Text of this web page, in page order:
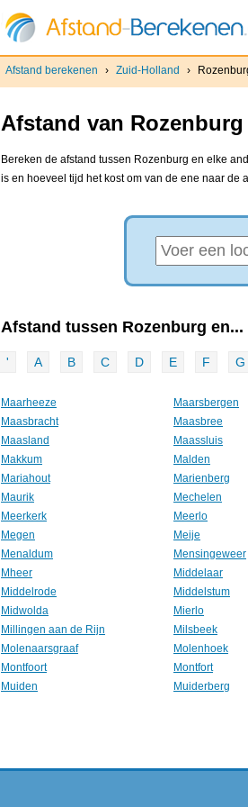
Afstand berekenen › Zuid-Holland ›
Afstand van
Bereken de afstand tussen Rozenburg en elke
is en hoeveel tijd het kost om van de ene naar de
Afstand tussen Rozenburg en...
' A B C D E F G
Maarheeze Maarsbergen
Maasbracht
Maasbree
Maasland
Maassluis
Makkum
Malden
Mariahout
Marienberg
Maurik
Mechelen
Meerkerk
Meerlo
Megen
Meije
Menaldum
Mensingeweer
Mheer
Middelaar
Middelrode
Middelstum
Midwolda
Mierlo
Millingen aan de Rijn
Milsbeek
Molenaarsgraaf
Molenhoek
Montfoort
Montfort
Muiden
Muiderberg